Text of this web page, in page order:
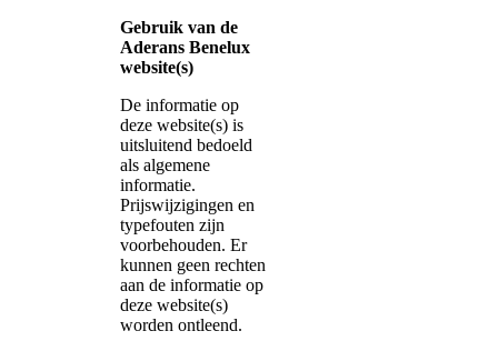
Gebruik van de
Aderans Benelux
website(s)
De informatie op
deze website(s) is
uitsluitend bedoeld
als algemene
informatie.
Prijswijzigingen en
typefouten zijn
voorbehouden. Er
kunnen geen rechten
aan de informatie op
deze website(s)
worden ontleend.